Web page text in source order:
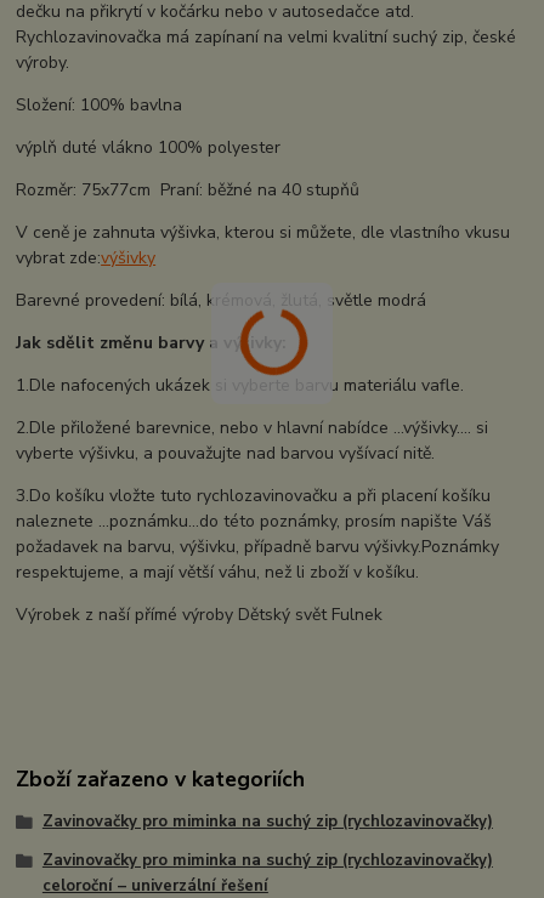
dečku na přikrytí v kočárku nebo v autosedačce atd.
Rychlozavinovačka má zapínaní na velmi kvalitní suchý zip, české
výroby.
Složení: 100% bavlna
výplň duté vlákno 100% polyester
Rozměr: 75x77cm Praní: běžné na 40 stupňů
V ceně je zahnuta výšivka, kterou si můžete, dle vlastního vkusu
vybrat zde:výšivky
Barevné provedení: bílá, krémová, žlutá, světle modrá
Jak sdělit změnu barvy a výšivky:
1.Dle nafocených ukázek si vyberte barvu materiálu vafle.
2.Dle přiložené barevnice, nebo v hlavní nabídce ...výšivky.... si
vyberte výšivku, a pouvažujte nad barvou vyšívací nitě.
3.Do košíku vložte tuto rychlozavinovačku a při placení košíku
naleznete ...poznámku...do této poznámky, prosím napište Váš
požadavek na barvu, výšivku, případně barvu výšivky.Poznámky
respektujeme, a mají větší váhu, než li zboží v košíku.
Výrobek z naší přímé výroby Dětský svět Fulnek
Zboží zařazeno v kategoriích
Zavinovačky pro miminka na suchý zip (rychlozavinovačky)
Zavinovačky pro miminka na suchý zip (rychlozavinovačky)
celoroční – univerzální řešení